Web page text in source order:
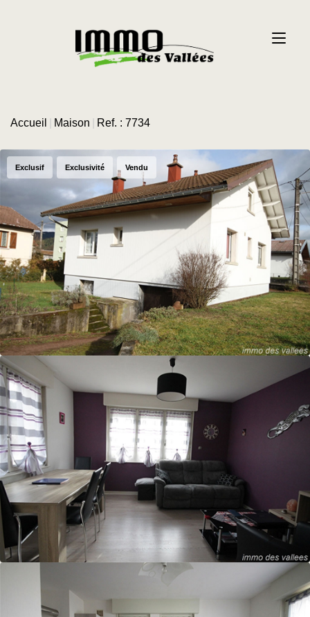
Accueil Maison Ref. : 7734
Exclusif Exclusivité Vendu